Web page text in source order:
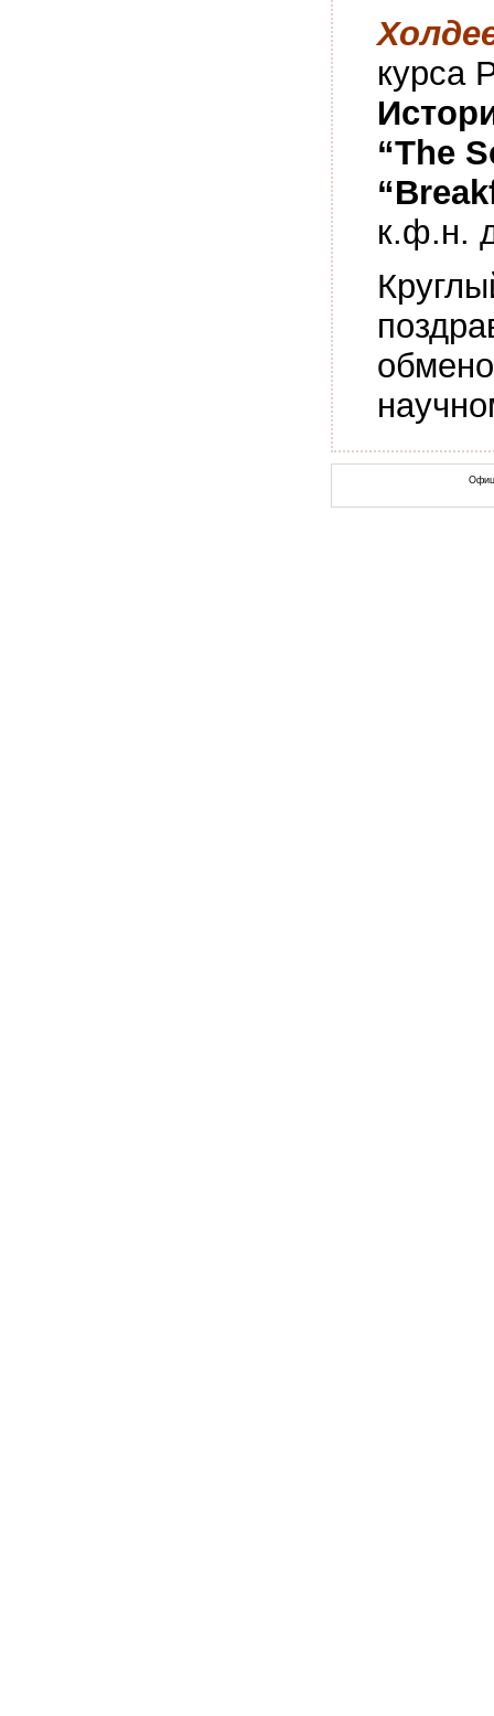
курса
“The
“
к.ф.н.